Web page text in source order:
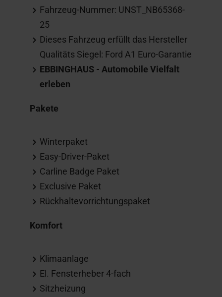
Fahrzeug-Nummer: UNST_NB65368-
25
Dieses Fahrzeug erfüllt das Hersteller
Qualitäts Siegel: Ford A1 Euro-Garantie
EBBINGHAUS - Automobile Vielfalt
erleben
Pakete
Winterpaket
Easy-Driver-Paket
Carline Badge Paket
Exclusive Paket
Rückhaltevorrichtungspaket
Komfort
Klimaanlage
El. Fensterheber 4-fach
Sitzheizung